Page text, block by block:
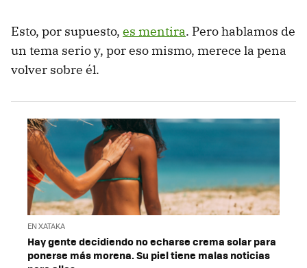
Esto, por supuesto, es mentira. Pero hablamos de
un tema serio y, por eso mismo, merece la pena
volver sobre él.
EN XATAKA
Hay gente decidiendo no echarse crema solar para
ponerse más morena. Su piel tiene malas noticias